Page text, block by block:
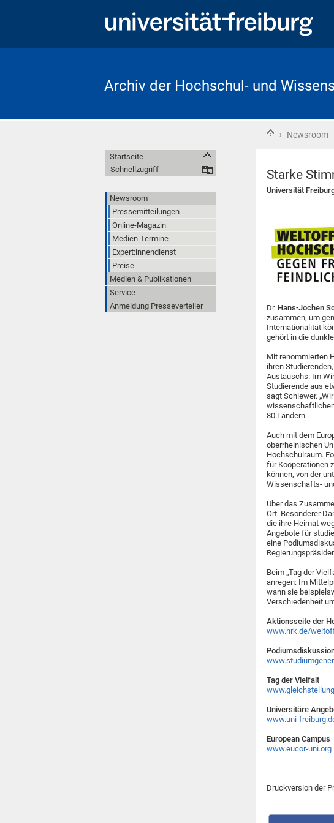
Archiv der Hochschul- und
Startseite
› Newsroom
Starke
Universität
Dr. Hans-Jochen
zusammen, um
Internationalität
gehört in die
Mit renommierten
ihren
Austauschs. Im
Studierende aus
sagt Schiewer.
80 Ländern.
Auch mit dem
oberrheinischen
Hochschulraum.
für Kooperationen
können, von der
Wissenschafts-
Über das
Ort. Besonderer
die ihre Heimat
Angebote für
eine
Beim „Tag der
anregen: Im
wann sie
Verschiedenheit
Aktionsseite der
www.hrk.de/
Tag der Vielfalt
Universitäre
www.uni-
European Campus
www.eucor-uni.org
Druckversion der
Startseite
Schnellzugriff
Newsroom
Pressemitteilungen
Online-Magazin
Medien-Termine
Expert:innendienst
Preise
Medien & Publikationen
Service
Anmeldung Presseverteiler